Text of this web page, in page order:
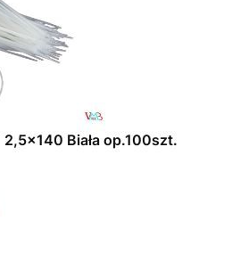
Opaska Kablowa CT 2,5x140 Biała op.100szt.